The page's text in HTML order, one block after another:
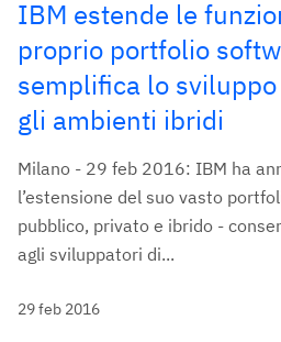
IBM estende le
proprio portfolio
semplifica lo
gli ambienti ibridi
Milano - 29 feb 2016: IBM ha
l’estensione del suo vasto
pubblico, privato e ibrido -
agli sviluppatori di...
29 feb 2016